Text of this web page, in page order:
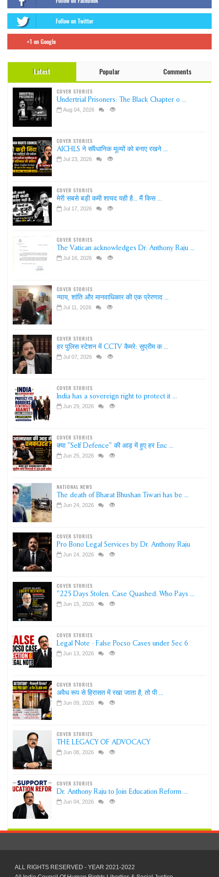
Follow on Twitter
+1 on Google
Latest Popular Comments
COVER STORIES
Undertrial Prisoners: The Black Chapter o ...
Aug 04, 2026
COVER STORIES
AICHLS ने संवैधानिक मूल्यों को बनाए रखने ...
Jul 23, 2026
COVER STORIES
मेरी सबसे बड़ी कमी शायद यही है... मैं किस ...
Jul 17, 2026
COVER STORIES
The Vatican acknowledges Dr. Anthony Raju ...
Jul 16, 2026
COVER STORIES
न्याय, शांति और मानवाधिकार की एक प्रेरणाद ...
Jul 11, 2026
COVER STORIES
हर पुलिस स्टेशन में CCTV कैमरे: सुप्रीम क ...
Jul 07, 2026
COVER STORIES
India has a sovereign right to protect it ...
Jun 29, 2026
COVER STORIES
क्या "Self Defence" की आड़ में हुए हर Enc ...
Jun 25, 2026
NATIONAL NEWS
The death of Bharat Bhushan Tiwari has be ...
Jun 24, 2026
COVER STORIES
Pro Bono Legal Services by Dr. Anthony Raju
Jun 24, 2026
COVER STORIES
"225 Days Stolen. Case Quashed. Who Pays ...
Jun 15, 2026
COVER STORIES
Legal Note - False Pocso Cases under Sec 6
Jun 13, 2026
COVER STORIES
अवैध रूप से हिरासत में रखा जाता है, तो पी ...
Jun 09, 2026
COVER STORIES
THE LEGACY OF ADVOCACY
Jun 08, 2026
COVER STORIES
Dr. Anthony Raju to Join Education Reform ...
Jun 04, 2026
ALL RIGHTS RESERVED - YEAR 2021-2022